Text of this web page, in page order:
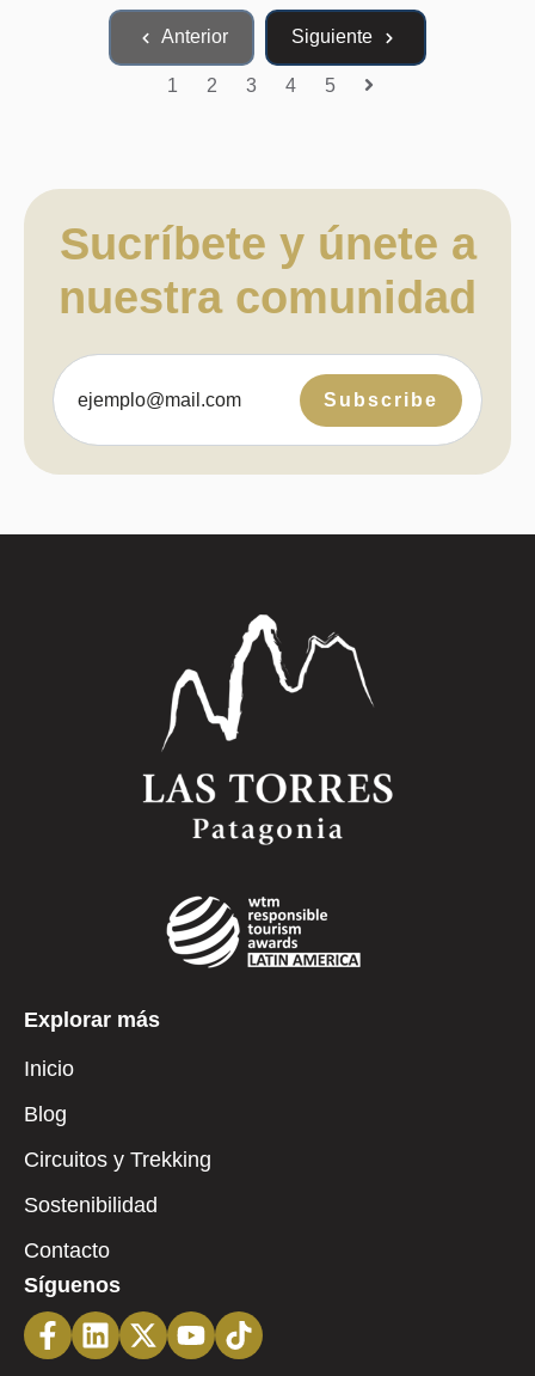
Anterior Siguiente
1 2 3 4 5
Sucríbete y únete a
nuestra comunidad
Explorar más
Inicio
Blog
Circuitos y Trekking
Sostenibilidad
Contacto
Síguenos